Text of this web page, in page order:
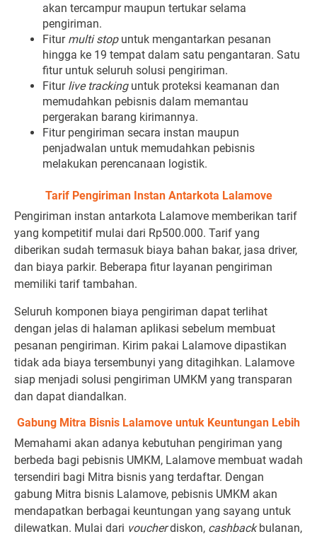
akan tercampur maupun tertukar selama
pengiriman.
Fitur multi stop untuk mengantarkan pesanan
hingga ke 19 tempat dalam satu pengantaran. Satu
fitur untuk seluruh solusi pengiriman.
Fitur live tracking untuk proteksi keamanan dan
memudahkan pebisnis dalam memantau
pergerakan barang kirimannya.
Fitur pengiriman secara instan maupun
penjadwalan untuk memudahkan pebisnis
melakukan perencanaan logistik.
Tarif Pengiriman Instan Antarkota Lalamove
Pengiriman instan antarkota Lalamove memberikan tarif
yang kompetitif mulai dari Rp500.000. Tarif yang
diberikan sudah termasuk biaya bahan bakar, jasa driver,
dan biaya parkir. Beberapa fitur layanan pengiriman
memiliki tarif tambahan.
Seluruh komponen biaya pengiriman dapat terlihat
dengan jelas di halaman aplikasi sebelum membuat
pesanan pengiriman. Kirim pakai Lalamove dipastikan
tidak ada biaya tersembunyi yang ditagihkan. Lalamove
siap menjadi solusi pengiriman UMKM yang transparan
dan dapat diandalkan.
Gabung Mitra Bisnis Lalamove untuk Keuntungan Lebih
Memahami akan adanya kebutuhan pengiriman yang
berbeda bagi pebisnis UMKM, Lalamove membuat wadah
tersendiri bagi Mitra bisnis yang terdaftar. Dengan
gabung Mitra bisnis Lalamove, pebisnis UMKM akan
mendapatkan berbagai keuntungan yang sayang untuk
dilewatkan. Mulai dari voucherdiskon, cashbackbulanan,